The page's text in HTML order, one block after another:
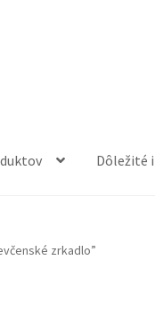
Dôležité
zrkadlo”